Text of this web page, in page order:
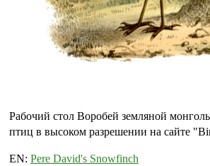
Рабочий стол Воробей земляной
птиц в высоком разрешении на сайте
EN: Pere David's Snowfinch